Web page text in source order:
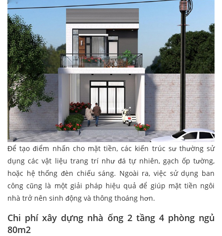
Để tạo điểm nhấn cho mặt tiền, các kiến trúc sư thường sử
dụng các vật liệu trang trí như đá tự nhiên, gạch ốp tường,
hoặc hệ thống đèn chiếu sáng. Ngoài ra, việc sử dụng ban
công cũng là một giải pháp hiệu quả để giúp mặt tiền ngôi
nhà trở nên sinh động và thông thoáng hơn.
Chi phí xây dựng nhà ống 2 tầng 4 phòng ngủ
80m2